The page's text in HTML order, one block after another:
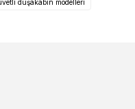
duşakabin modelleri